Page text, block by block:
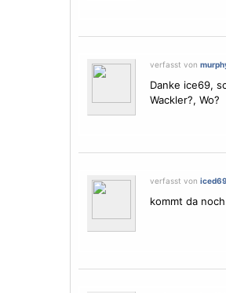
verfasst von
Danke ice69,
Wackler?, Wo?
verfasst von iced69
kommt da